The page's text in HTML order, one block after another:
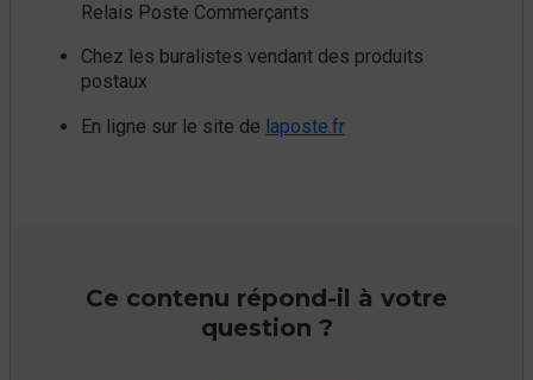
Relais Poste Commerçants
Chez les buralistes vendant des produits
postaux
En ligne sur le site de laposte.fr
Ce contenu répond-il à votre
question ?